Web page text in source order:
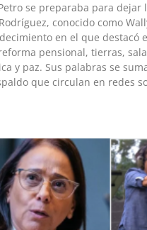
se preparaba para dejar
conocido como
en el que destacó
pensional, tierras,
y paz. Sus palabras se
que circulan en redes